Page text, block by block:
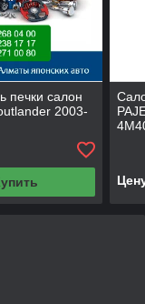
печки салон
2003-